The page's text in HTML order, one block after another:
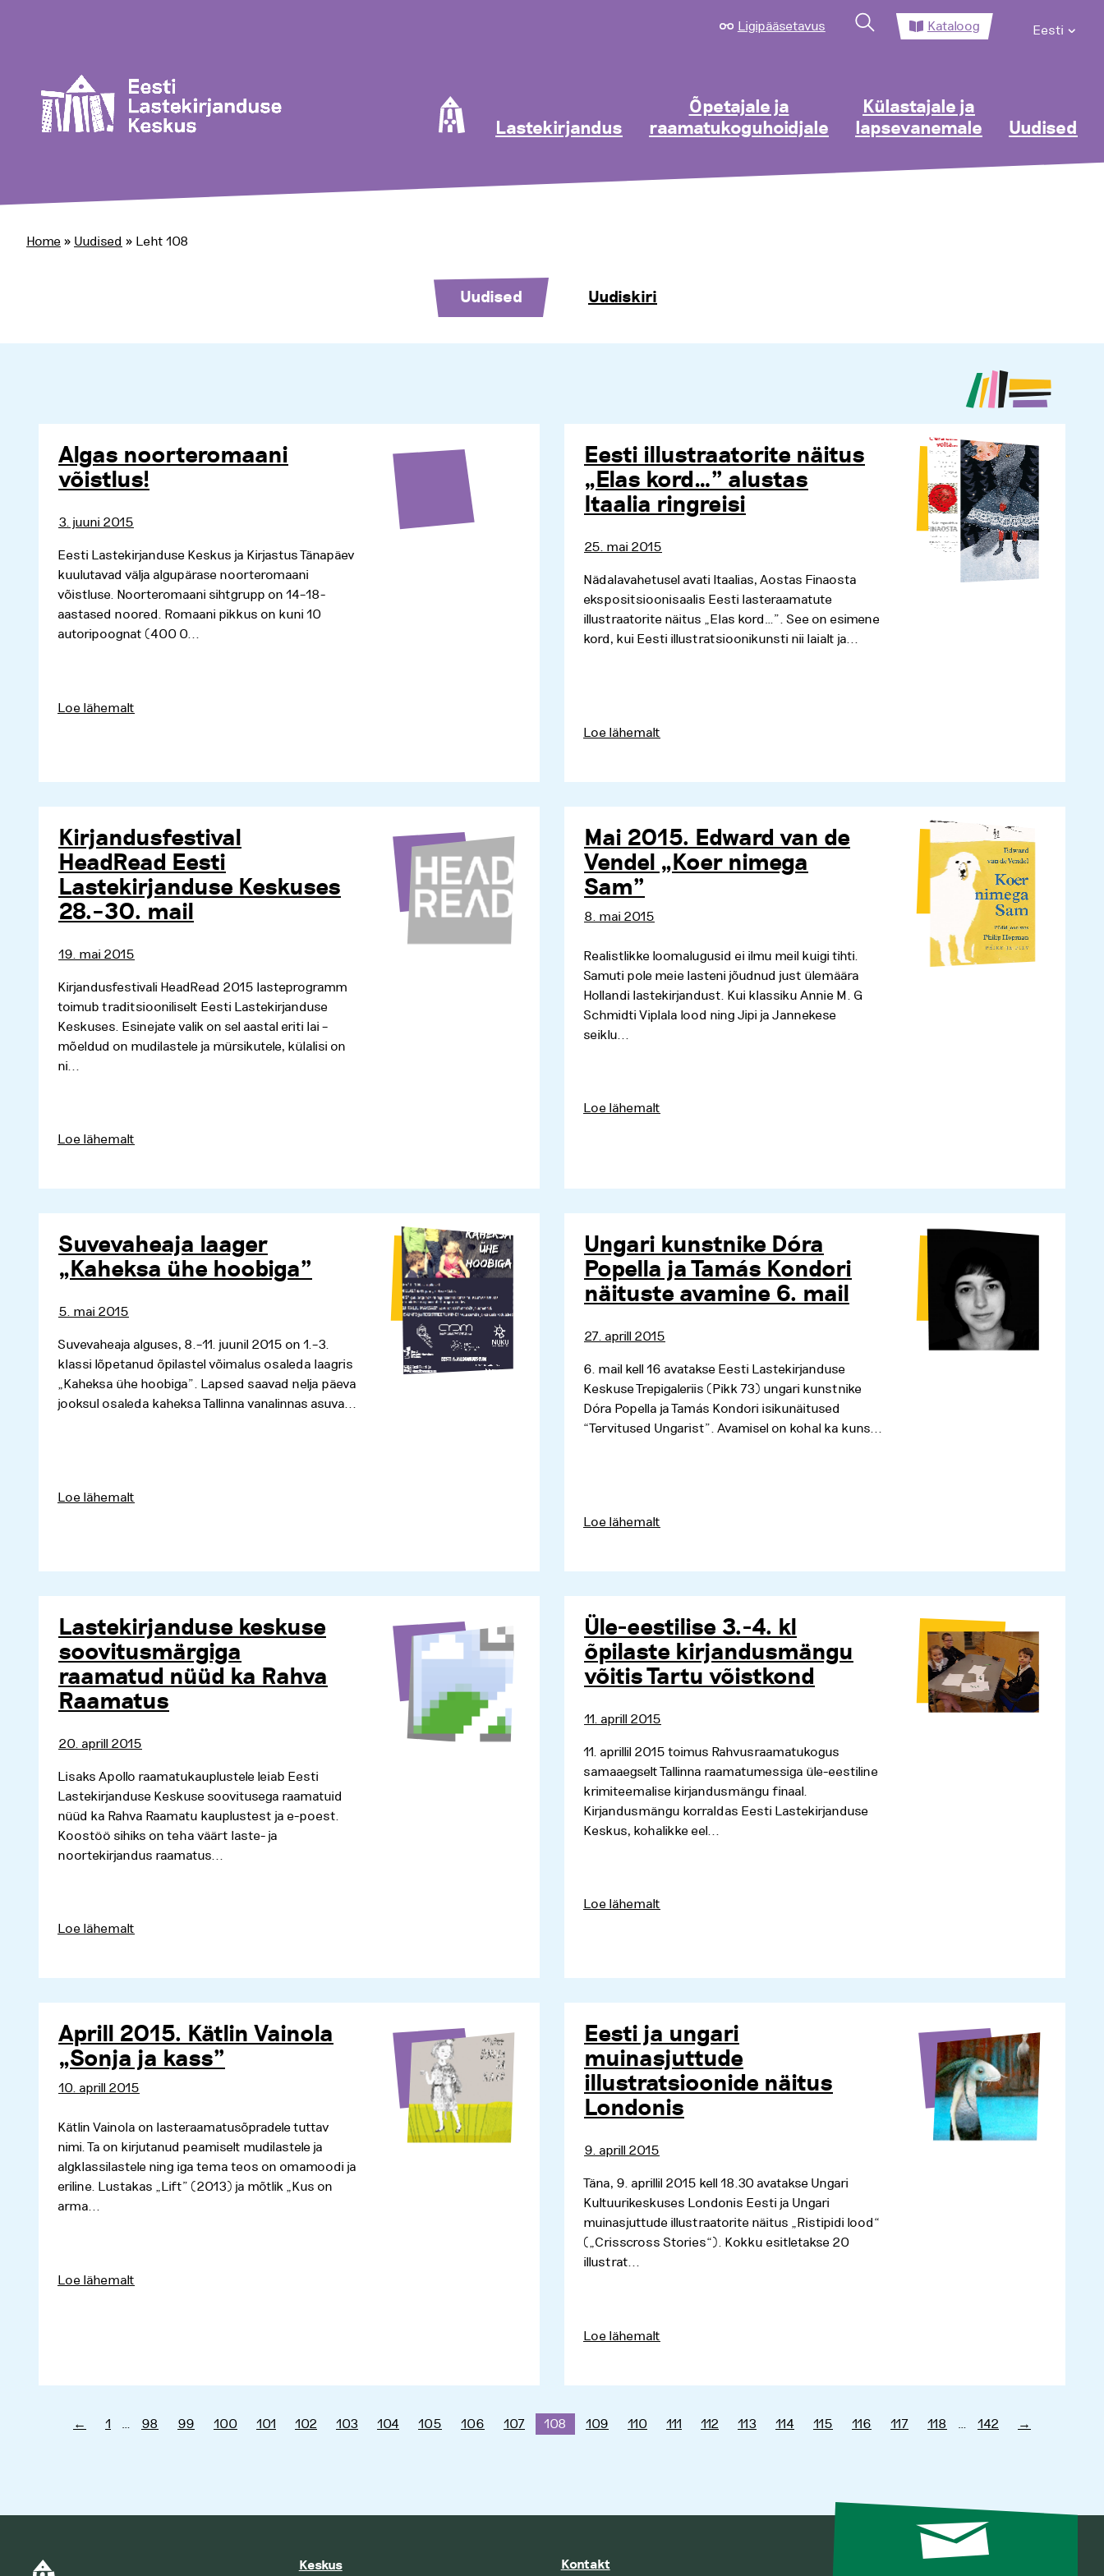
Ligipääsetavus Kataloog Eesti
Lastekirjandus
Õpetajale ja
raamatukoguhoidjale
Külastajale ja
lapsevanemale
Uudised
Home » Uudised » Leht 108
Uudised Uudiskiri
Algas noorteromaani
võistlus!
3. juuni 2015
Eesti Lastekirjanduse Keskus ja Kirjastus Tänapäev
kuulutavad välja algupärase noorteromaani
võistluse. Noorteromaani sihtgrupp on 14–18-
aastased noored. Romaani pikkus on kuni 10
autoripoognat (400 0...
Loe lähemalt
Eesti illustraatorite näitus
„Elas kord…” alustas
Itaalia ringreisi
25. mai 2015
Nädalavahetusel avati Itaalias, Aostas Finaosta
ekspositsioonisaalis Eesti lasteraamatute
illustraatorite näitus „Elas kord…”. See on esimene
kord, kui Eesti illustratsioonikunsti nii laialt ja...
Loe lähemalt
Kirjandusfestival
HeadRead Eesti
Lastekirjanduse Keskuses
28.–30. mail
19. mai 2015
Kirjandusfestivali HeadRead 2015 lasteprogramm
toimub traditsiooniliselt Eesti Lastekirjanduse
Keskuses. Esinejate valik on sel aastal eriti lai –
mõeldud on mudilastele ja mürsikutele, külalisi on
ni...
Loe lähemalt
Mai 2015. Edward van de
Vendel „Koer nimega
Sam”
8. mai 2015
Realistlikke loomalugusid ei ilmu meil kuigi tihti.
Samuti pole meie lasteni jõudnud just ülemäära
Hollandi lastekirjandust. Kui klassiku Annie M. G
Schmidti Viplala lood ning Jipi ja Jannekese
seiklu...
Loe lähemalt
Suvevaheaja laager
„Kaheksa ühe hoobiga”
5. mai 2015
Suvevaheaja alguses, 8.–11. juunil 2015 on 1.–3.
klassi lõpetanud õpilastel võimalus osaleda laagris
„Kaheksa ühe hoobiga”. Lapsed saavad nelja päeva
jooksul osaleda kaheksa Tallinna vanalinnas asuva...
Loe lähemalt
Ungari kunstnike Dóra
Popella ja Tamás Kondori
näituste avamine 6. mail
27. aprill 2015
6. mail kell 16 avatakse Eesti Lastekirjanduse
Keskuse Trepigaleriis (Pikk 73) ungari kunstnike
Dóra Popella ja Tamás Kondori isikunäitused
“Tervitused Ungarist”. Avamisel on kohal ka kuns...
Loe lähemalt
Lastekirjanduse keskuse
soovitusmärgiga
raamatud nüüd ka Rahva
Raamatus
20. aprill 2015
Lisaks Apollo raamatukauplustele leiab Eesti
Lastekirjanduse Keskuse soovitusega raamatuid
nüüd ka Rahva Raamatu kauplustest ja e-poest.
Koostöö sihiks on teha väärt laste- ja
noortekirjandus raamatus...
Loe lähemalt
Üle-eestilise 3.-4. kl
õpilaste kirjandusmängu
võitis Tartu võistkond
11. aprill 2015
11. aprillil 2015 toimus Rahvusraamatukogus
samaaegselt Tallinna raamatumessiga üle-eestiline
krimiteemalise kirjandusmängu finaal.
Kirjandusmängu korraldas Eesti Lastekirjanduse
Keskus, kohalikke eel...
Loe lähemalt
Aprill 2015. Kätlin Vainola
„Sonja ja kass”
10. aprill 2015
Kätlin Vainola on lasteraamatusõpradele tuttav
nimi. Ta on kirjutanud peamiselt mudilastele ja
algklassilastele ning iga tema teos on omamoodi ja
eriline. Lustakas „Lift” (2013) ja mõtlik „Kus on
arma...
Loe lähemalt
Eesti ja ungari
muinasjuttude
illustratsioonide näitus
Londonis
9. aprill 2015
Täna, 9. aprillil 2015 kell 18.30 avatakse Ungari
Kultuurikeskuses Londonis Eesti ja Ungari
muinasjuttude illustraatorite näitus „Ristipidi lood“
(„Crisscross Stories“). Kokku esitletakse 20
illustrat...
Loe lähemalt
← 1 … 98 99 100 101 102 103 104 105 106 107 108 109 110 111 112 113 114 115 116 117 118 … 142 →
Keskus
Kontakt